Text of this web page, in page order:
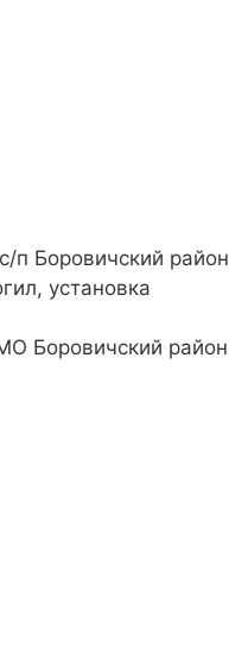
п Боровичский район
установка
Боровичский район